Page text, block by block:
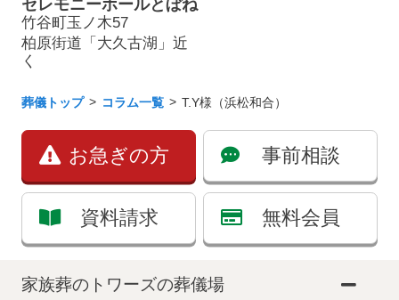
セレモニーホールとぼね
竹谷町玉ノ木57
柏原街道「大久古湖」近
く
葬儀トップ コラム一覧 T.Y様（浜松和合）
お急ぎの方 事前相談
資料請求 無料会員
家族葬のトワーズの葬儀場